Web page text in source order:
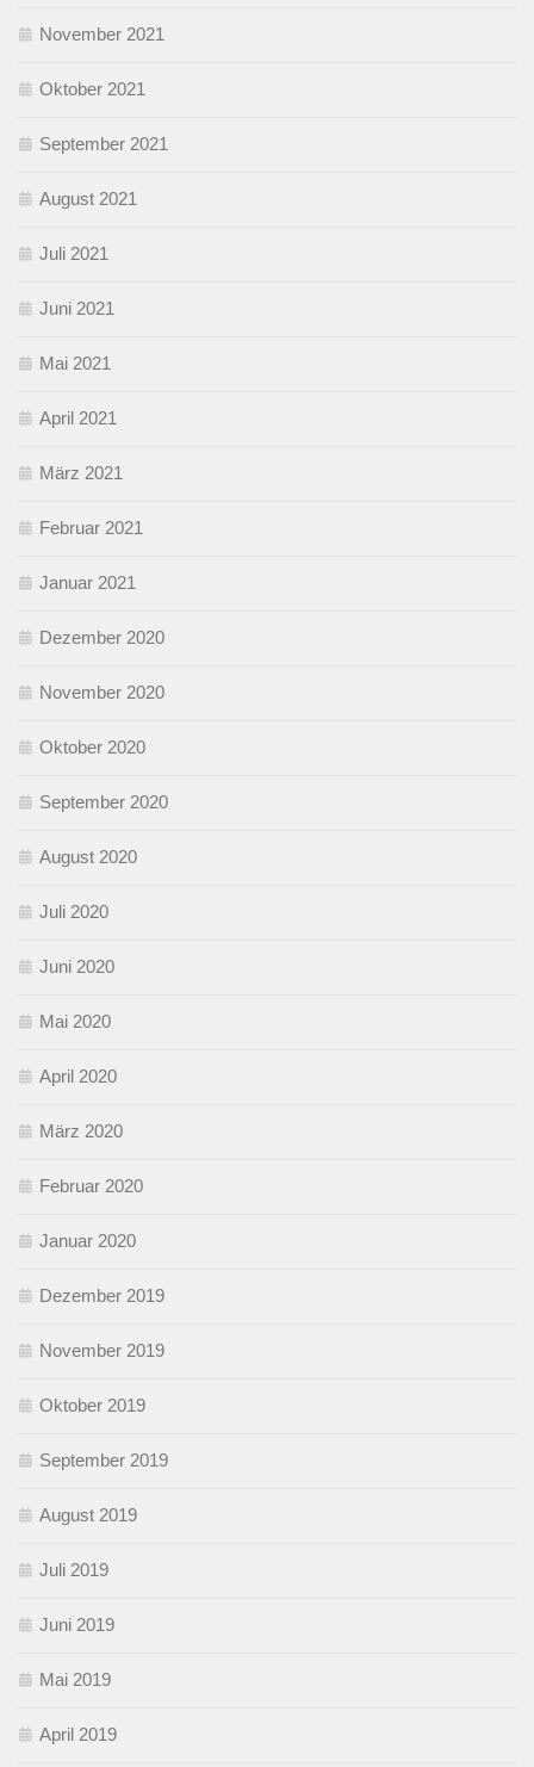
November 2021
Oktober 2021
September 2021
August 2021
Juli 2021
Juni 2021
Mai 2021
April 2021
März 2021
Februar 2021
Januar 2021
Dezember 2020
November 2020
Oktober 2020
September 2020
August 2020
Juli 2020
Juni 2020
Mai 2020
April 2020
März 2020
Februar 2020
Januar 2020
Dezember 2019
November 2019
Oktober 2019
September 2019
August 2019
Juli 2019
Juni 2019
Mai 2019
April 2019